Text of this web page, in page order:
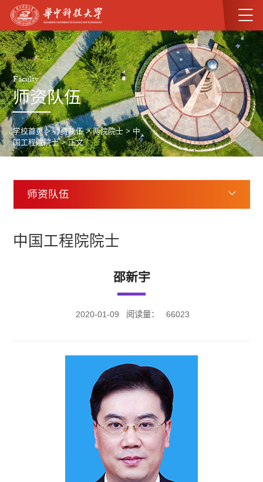
Faculty
师资队伍
学校首页>师资队伍>两院院士 >中
国工程院院士> 正文
师资队伍
中国工程院院士
邵新宇
2020-01-09 阅读量： 66023